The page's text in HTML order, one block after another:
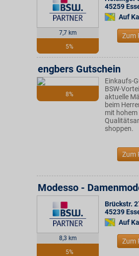
7,7 km
5%
45259
Auf
Zum
8%
engbers Gutschein
Einkaufs-
BSW-
aktuelle
beim
mit hohem
shoppen.
Zum
8,3 km
5%
Modesso -
Brückstr.
45239
Auf
Zum